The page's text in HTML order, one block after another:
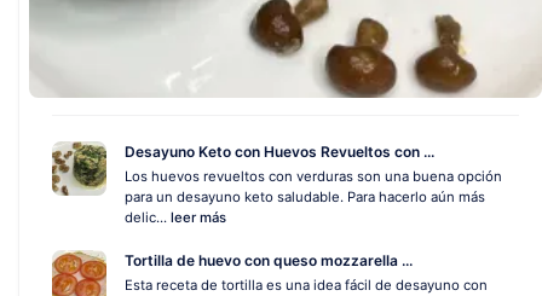
Desayuno Keto con Huevos Revueltos con ...
Los huevos revueltos con verduras son una buena opción
para un desayuno keto saludable. Para hacerlo aún más
delic... leer más
Tortilla de huevo con queso mozzarella ...
Esta receta de tortilla es una idea fácil de desayuno con